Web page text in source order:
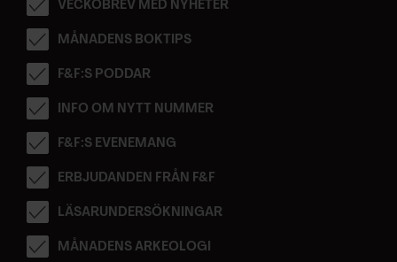
VECKOBREV MED NYHETER
MÅNADENS BOKTIPS
F&F:S PODDAR
INFO OM NYTT NUMMER
F&F:S EVENEMANG
ERBJUDANDEN FRÅN F&F
LÄSARUNDERSÖKNINGAR
MÅNADENS ARKEOLOGI